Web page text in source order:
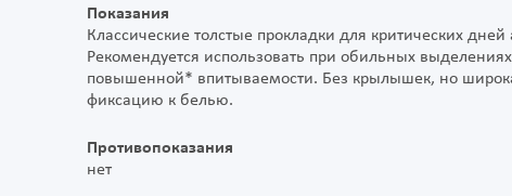
Показания
Классические толстые прокладки для критических
Рекомендуется использовать при обильных
повышенной* впитываемости. Без крылышек, но
фиксацию к белью.
Противопоказания
нет